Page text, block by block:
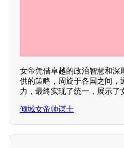
女帝凭借卓越的政治智慧和深
供的策略，周旋于各国之间，
力，最终实现了统一，展示了
倾城女帝帅谋士